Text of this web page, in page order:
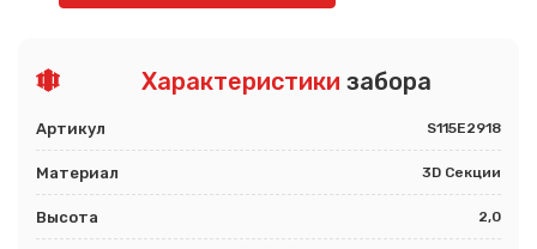
Характеристики забора
Артикул S115E2918
Материал 3D Секции
Высота 2,0